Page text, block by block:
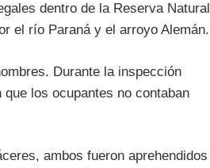
dentro de la Reserva Natural
el río Paraná y el arroyo Alemán.
Durante la inspección
los ocupantes no contaban
ambos fueron aprehendidos